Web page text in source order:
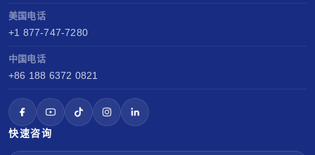
美国电话
+1 877-747-7280
中国电话
+86 188 6372 0821
快速咨询